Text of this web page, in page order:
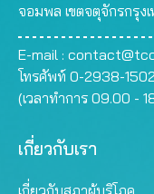
จอมพล เขตจตุจักรกรุ
E-mail :
โทรศัพท์ 0-2938-
(เวลาทำการ 09.00 -
เกี่ยวกับเรา